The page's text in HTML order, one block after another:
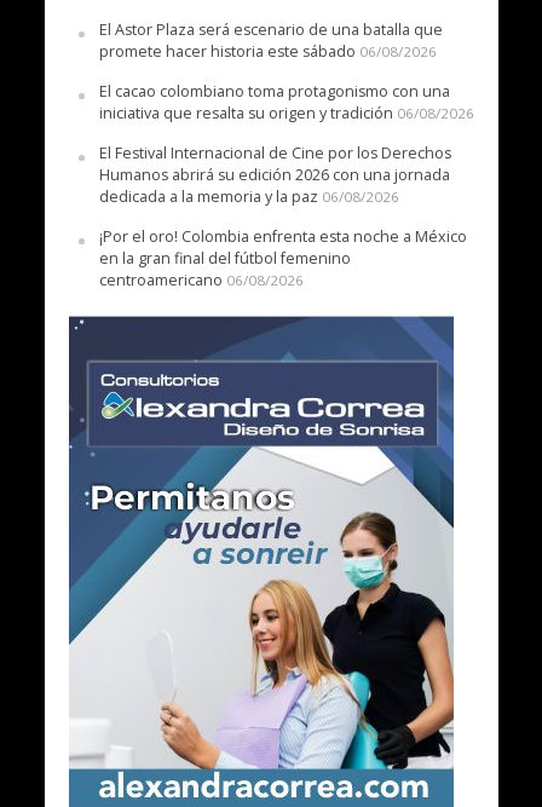
El Astor Plaza será escenario de una batalla que
promete hacer historia este sábado 06/08/2026
El cacao colombiano toma protagonismo con una
iniciativa que resalta su origen y tradición 06/08/2026
El Festival Internacional de Cine por los Derechos
Humanos abrirá su edición 2026 con una jornada
dedicada a la memoria y la paz 06/08/2026
¡Por el oro! Colombia enfrenta esta noche a México
en la gran final del fútbol femenino
centroamericano 06/08/2026